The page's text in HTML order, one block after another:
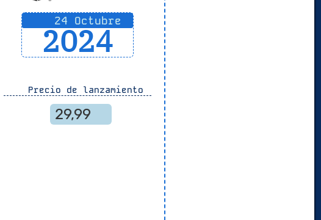
24 Octubre
2024
Precio de lanzamiento
29,99